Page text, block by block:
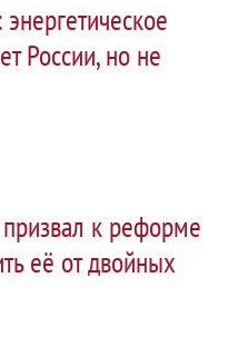
России, но не
к реформе
её от двойных